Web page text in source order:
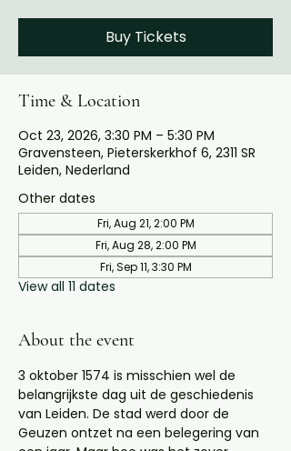
Buy Tickets
Time & Location
Oct 23, 2026, 3:30 PM – 5:30 PM
Gravensteen, Pieterskerkhof 6, 2311 SR
Leiden, Nederland
Other dates
Fri, Aug 21, 2:00 PM
Fri, Aug 28, 2:00 PM
Fri, Sep 11, 3:30 PM
View all 11 dates
About the event
3 oktober 1574 is misschien wel de
belangrijkste dag uit de geschiedenis
van Leiden. De stad werd door de
Geuzen ontzet na een belegering van